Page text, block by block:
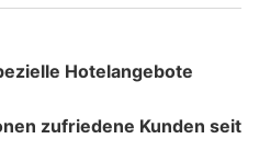
Hotelangebote
zufriedene Kunden seit